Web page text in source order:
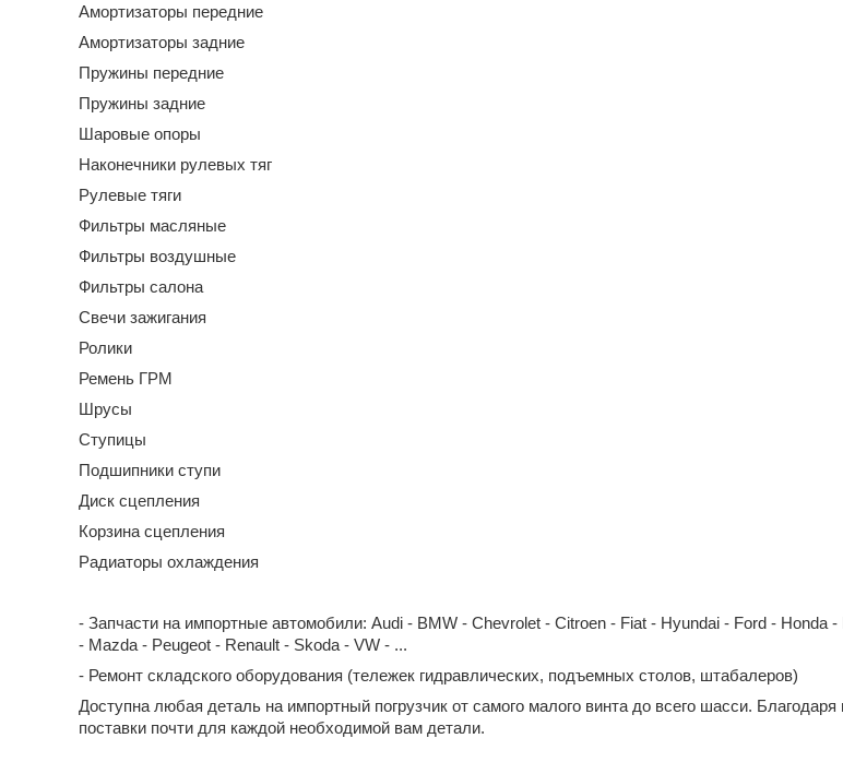
Амортизаторы передние
Амортизаторы задние
Пружины передние
Пружины задние
Шаровые опоры
Наконечники рулевых тяг
Рулевые тяги
Фильтры масляные
Фильтры воздушные
Фильтры салона
Свечи зажигания
Ролики
Ремень ГРМ
Шрусы
Ступицы
Подшипники ступи
Диск сцепления
Корзина сцепления
Радиаторы охлаждения
- Запчасти на импортные автомобили: Audi - BMW - Chevrolet - Citroen - Fiat - Hyundai - Ford -
- Mazda - Peugeot - Renault - Skoda - VW - ...
- Ремонт складского оборудования (тележек гидравлических, подъемных столов, штабалеров)
Доступна любая деталь на импортный погрузчик от самого малого винта до всего шасси.
поставки почти для каждой необходимой вам детали.